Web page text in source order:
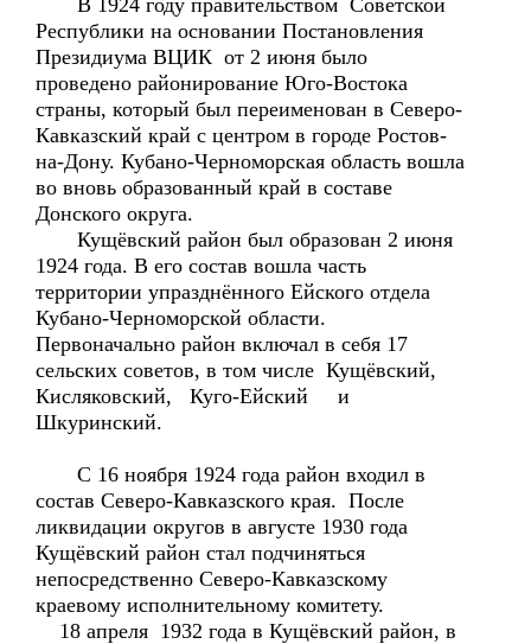
В 1924 году правительством Советской
Республики на основании Постановления
Президиума ВЦИК от 2 июня было
проведено районирование Юго-Востока
страны, который был переименован в Северо-
Кавказский край с центром в городе Ростов-
на-Дону. Кубано-Черноморская область вошла
во вновь образованный край в составе
Донского округа.
Кущёвский район был образован 2 июня
1924 года. В его состав вошла часть
территории упразднённого Ейского отдела
Кубано-Черноморской области.
Первоначально район включал в себя 17
сельских советов, в том числе Кущёвский,
Кисляковский, Куго-Ейский и
Шкуринский.
С 16 ноября 1924 года район входил в
состав Северо-Кавказского края. После
ликвидации округов в августе 1930 года
Кущёвский район стал подчиняться
непосредственно Северо-Кавказскому
краевому исполнительному комитету.
18 апреля 1932 года в Кущёвский район, в